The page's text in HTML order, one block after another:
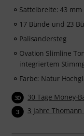
Sattelbreite: 43 mm
17 Bünde und 23
Palisandersteg
Ovation Slimline
integriertem
Farbe: Natur
30 30 Tage Money-
3 3 Jahre